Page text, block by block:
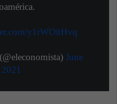
y1rWOitHvq
June